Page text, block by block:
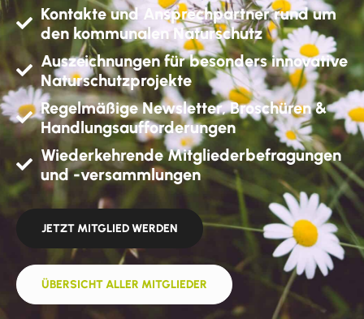
Kontakte und Ansprechpartner rund um
den kommunalen Naturschutz
Auszeichnungen für besonders innovative
Naturschutzprojekte
Regelmäßige Newsletter, Broschüren &
Handlungsaufforderungen
Wiederkehrende Mitgliederbefragungen
und -versammlungen
JETZT MITGLIED WERDEN
ÜBERSICHT ALLER MITGLIEDER